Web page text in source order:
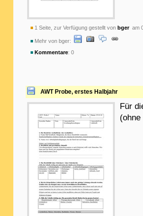
1 Seite, zur Verfügung gestellt von bgeram
Mehr von bger:
Kommentare: 0
AWT Probe, erstes Halbjahr
Für
(ohne